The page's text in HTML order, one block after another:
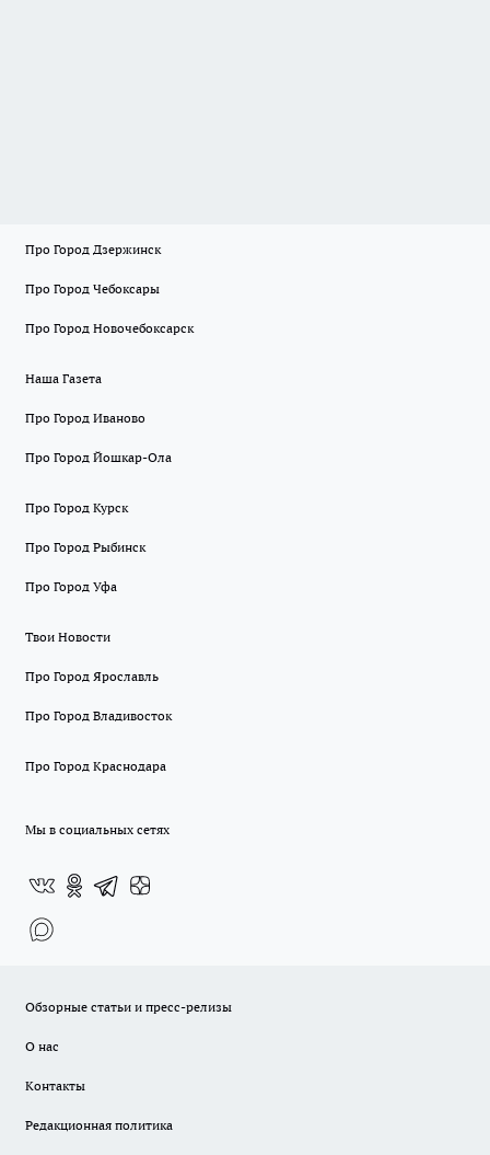
Про Город Дзержинск
Про Город Чебоксары
Про Город Новочебоксарск
Наша Газета
Про Город Иваново
Про Город Йошкар-Ола
Про Город Курск
Про Город Рыбинск
Про Город Уфа
Твои Новости
Про Город Ярославль
Про Город Владивосток
Про Город Краснодара
Мы в социальных сетях
Обзорные статьи и пресс-релизы
О нас
Контакты
Редакционная политика